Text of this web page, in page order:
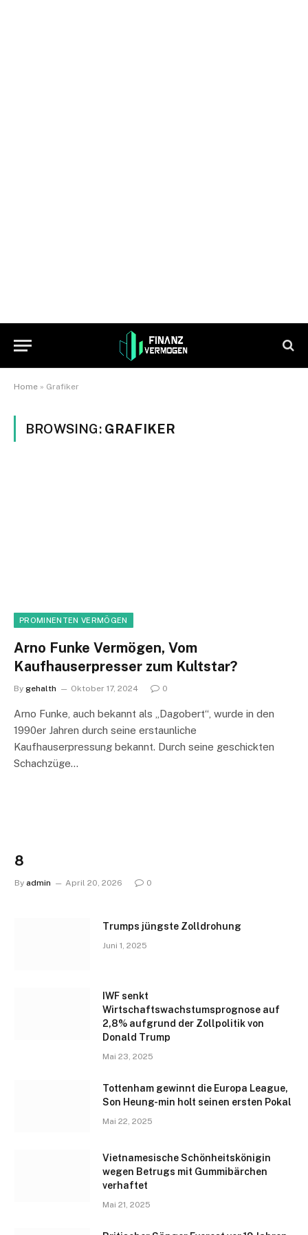
Home » Grafiker
BROWSING: GRAFIKER
PROMINENTEN VERMÖGEN
Arno Funke Vermögen, Vom
Kaufhauserpresser zum Kultstar?
By gehalth Oktober 17, 2024 0
Arno Funke, auch bekannt als „Dagobert“, wurde in den
1990er Jahren durch seine erstaunliche
Kaufhauserpressung bekannt. Durch seine geschickten
Schachzüge…
8
By admin April 20, 2026 0
Trumps jüngste Zolldrohung
Juni 1, 2025
IWF senkt
Wirtschaftswachstumsprognose auf
2,8% aufgrund der Zollpolitik von
Donald Trump
Mai 23, 2025
Tottenham gewinnt die Europa League,
Son Heung-min holt seinen ersten Pokal
Mai 22, 2025
Vietnamesische Schönheitskönigin
wegen Betrugs mit Gummibärchen
verhaftet
Mai 21, 2025